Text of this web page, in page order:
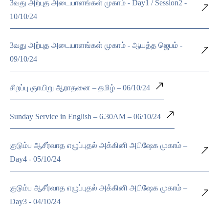
3வது அற்புத அடையாளங்கள் முகாம் - Day1 / Session2 -
10/10/24
3வது அற்புத அடையாளங்கள் முகாம் - ஆயத்த ஜெபம் -
09/10/24
சிறப்பு ஞாயிறு ஆராதனை – தமிழ் – 06/10/24
Sunday Service in English – 6.30AM – 06/10/24
குடும்ப ஆசீர்வாத எழுப்புதல் அக்கினி அபிஷேக முகாம் –
Day4 - 05/10/24
குடும்ப ஆசீர்வாத எழுப்புதல் அக்கினி அபிஷேக முகாம் –
Day3 - 04/10/24